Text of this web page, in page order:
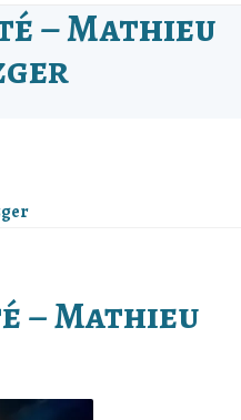
– Mathieu
– Mathieu